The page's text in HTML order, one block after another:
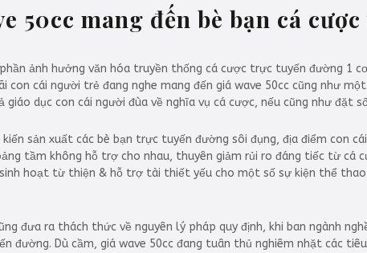
50cc mang đến bè bạn cá
ảnh hưởng văn hóa truyền thống cá cược trực tuyến đường 1
cái người trẻ đang nghe mang đến giá wave 50cc cũng như
dục con cái người đùa về nghĩa vụ cá cược, nếu cũng như đặt
kiến sản xuất các bè bạn trực tuyến đường sôi đụng, địa điểm con
tầm không hỗ trợ cho nhau, thuyên giảm rủi ro đáng tiếc từ cá
hoạt từ thiện & hỗ trợ tài thiết yếu cho một số sự kiện thể thao
đưa ra thách thức về nguyên lý pháp quy định, khi ban ngành
đường. Dù cầm, giá wave 50cc đang tuân thủ nghiêm nhặt các